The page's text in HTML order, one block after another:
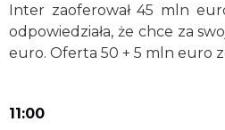
Inter zaoferował 45 mln
odpowiedziała, że chce za
euro. Oferta 50 + 5 mln euro
11:00